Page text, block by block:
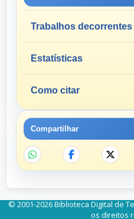
Trabalhos decorrentes
Estatísticas
Como citar
Compartilhar
© 2001-2026 Biblioteca Digital de
os direitos